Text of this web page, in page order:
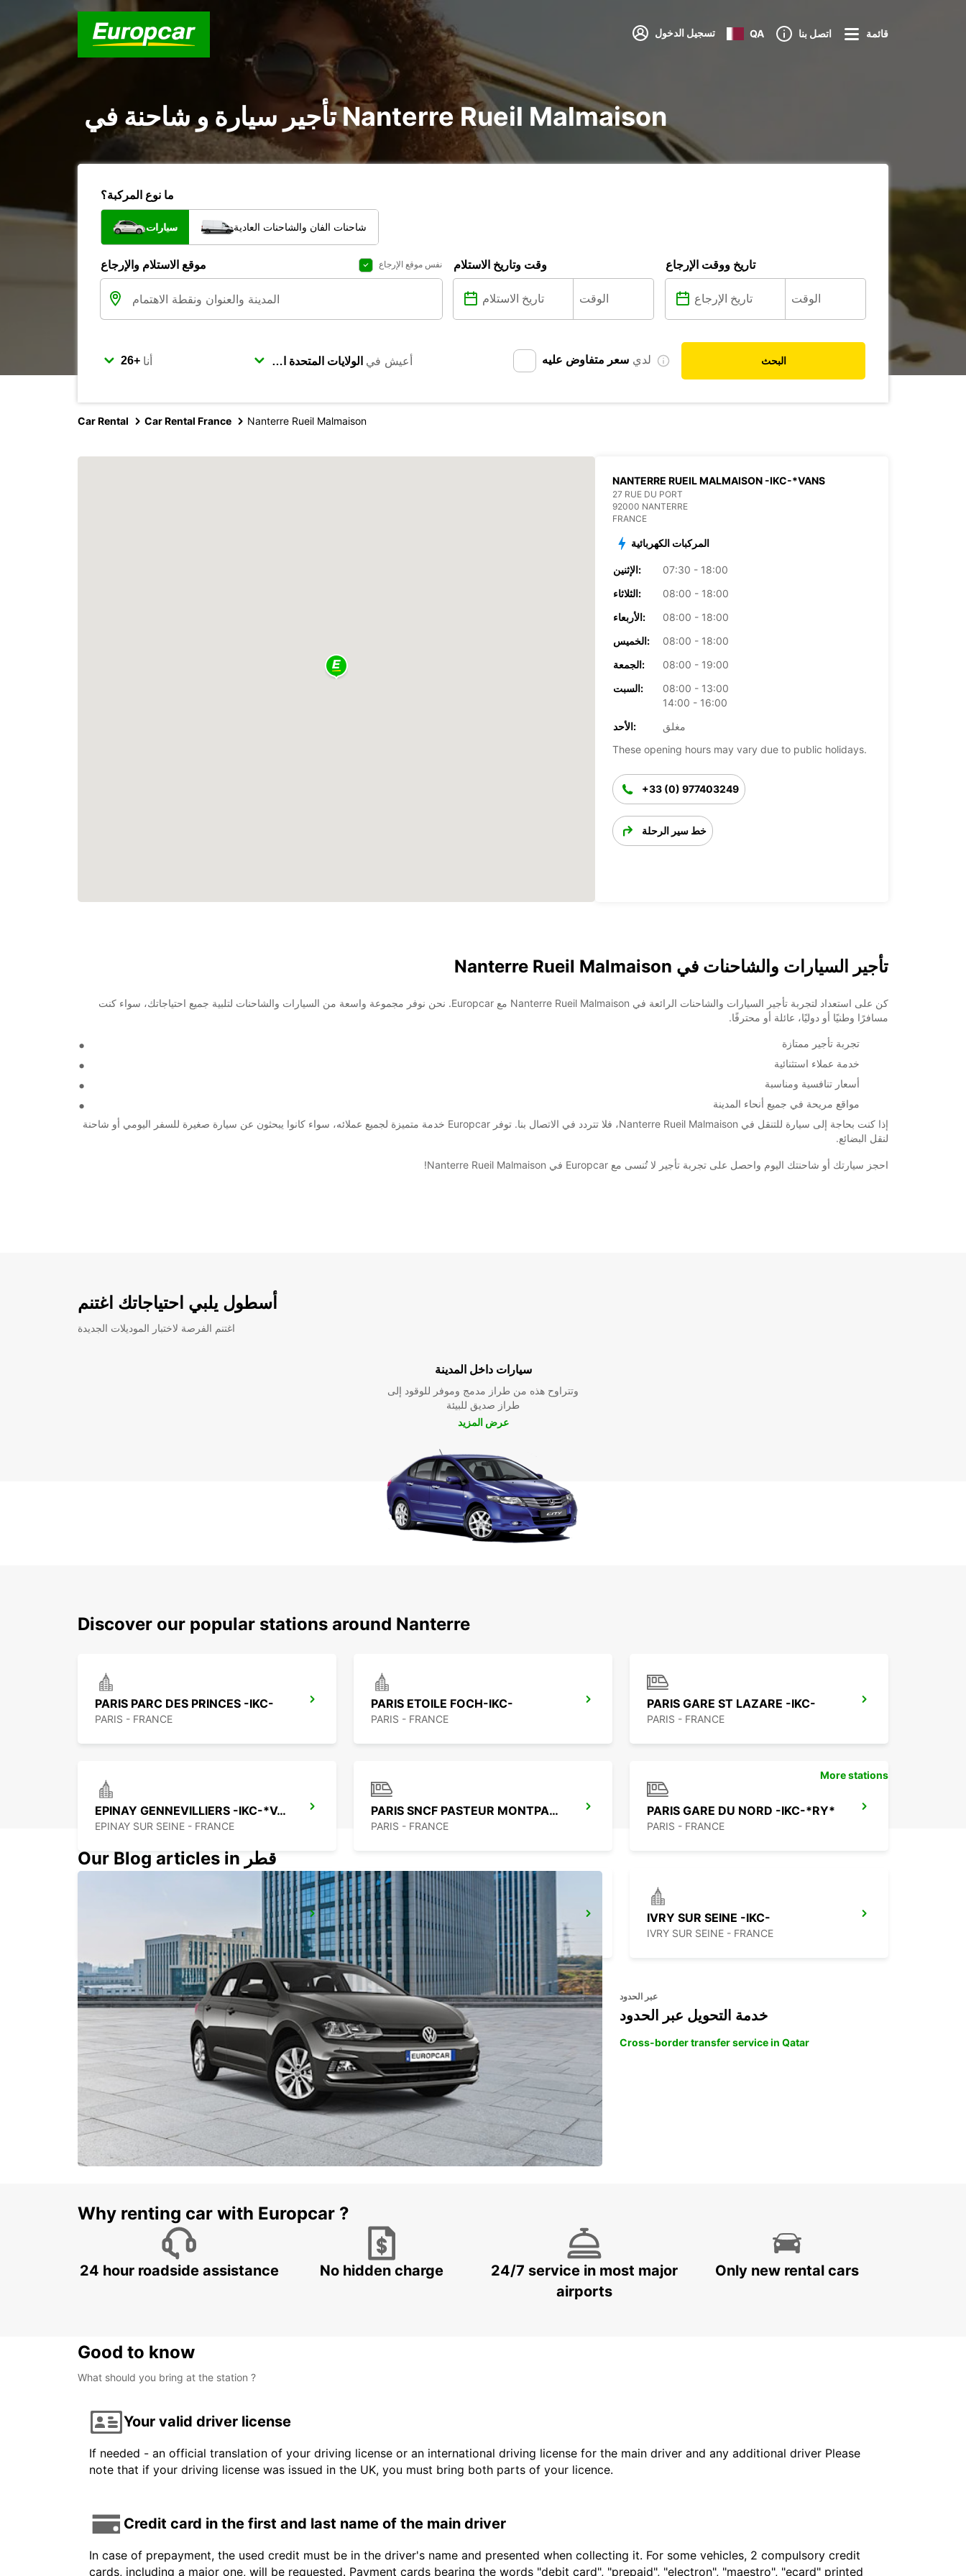
تسجيل الدخول QA اتصل بنا قائمة
تأجير سيارة و شاحنة في Nanterre Rueil Malmaison
ما نوع المركبة؟
سيارات شاحنات الفان والشاحنات العادية
موقع الاستلام والإرجاع نفس موقع الإرجاع وقت وتاريخ الاستلام تاريخ ووقت الإرجاع
أنا أعيش في لدي سعر متفاوض عليه البحث
Car Rental Car Rental France Nanterre Rueil Malmaison
NANTERRE RUEIL MALMAISON -IKC-*VANS
27 RUE DU PORT
92000 NANTERRE
FRANCE
المركبات الكهربائية
الإثنين:
07:30 - 18:00
الثلاثاء:
08:00 - 18:00
الأربعاء:
08:00 - 18:00
الخميس:
08:00 - 18:00
الجمعة:
08:00 - 19:00
السبت:
08:00 - 13:00
14:00 - 16:00
الأحد:
مغلق
These opening hours may vary due to public holidays.
+33 (0) 977403249
خط سير الرحلة
تأجير السيارات والشاحنات في Nanterre Rueil Malmaison
كن على استعداد لتجربة تأجير السيارات والشاحنات الرائعة في Nanterre Rueil Malmaison مع Europcar. نحن نوفر مجموعة واسعة من السيارات والشاحنات لتلبية جميع احتياجاتك، سواء كنت
مسافرًا وطنيًا أو دوليًا، عائلة أو محترفًا.
تجربة تأجير ممتازة
خدمة عملاء استثنائية
أسعار تنافسية ومناسبة
مواقع مريحة في جميع أنحاء المدينة
إذا كنت بحاجة إلى سيارة للتنقل في Nanterre Rueil Malmaison، فلا تتردد في الاتصال بنا. توفر Europcar خدمة متميزة لجميع عملائه، سواء كانوا يبحثون عن سيارة صغيرة للسفر اليومي أو شاحنة
لنقل البضائع.
احجز سيارتك أو شاحنتك اليوم واحصل على تجربة تأجير لا تُنسى مع Europcar في Nanterre Rueil Malmaison!
أسطول يلبي احتياجاتك اغتنم
اغتنم الفرصة لاختبار الموديلات الجديدة
سيارات داخل المدينة
وتتراوح هذه من طراز مدمج وموفر للوقود إلى
طراز صديق للبيئة
عرض المزيد
Discover our popular stations around Nanterre
PARIS PARC DES PRINCES -IKC-
PARIS - FRANCE
PARIS ETOILE FOCH-IKC-
PARIS - FRANCE
PARIS GARE ST LAZARE -IKC-
PARIS - FRANCE
EPINAY GENNEVILLIERS -IKC-*VANS*
EPINAY SUR SEINE - FRANCE
PARIS SNCF PASTEUR MONTPARNASSE-IKC
PARIS - FRANCE
PARIS GARE DU NORD -IKC-*RY*
PARIS - FRANCE
PARIS - FRANCE
PARIS GARE DE LYON -IKC- *RY*
PARIS - FRANCE
IVRY SUR SEINE -IKC-
IVRY SUR SEINE - FRANCE
More stations
Our Blog articles in قطر
عبر الحدود
خدمة التحويل عبر الحدود
Cross-border transfer service in Qatar
Why renting car with Europcar ?
24 hour roadside assistance No hidden charge
24/7 service in most major
airports
Only new rental cars
Good to know
What should you bring at the station ?
Your valid driver license
If needed - an official translation of your driving license or an international driving license for the main driver and any additional driver Please
note that if your driving license was issued in the UK, you must bring both parts of your licence.
Credit card in the first and last name of the main driver
In case of prepayment, the used credit must be in the driver's name and presented when collecting it. For some vehicles, 2 compulsory credit
cards, including a major one, will be requested. Payment cards bearing the words "debit card", "prepaid", "electron", "maestro", "ecard" printed